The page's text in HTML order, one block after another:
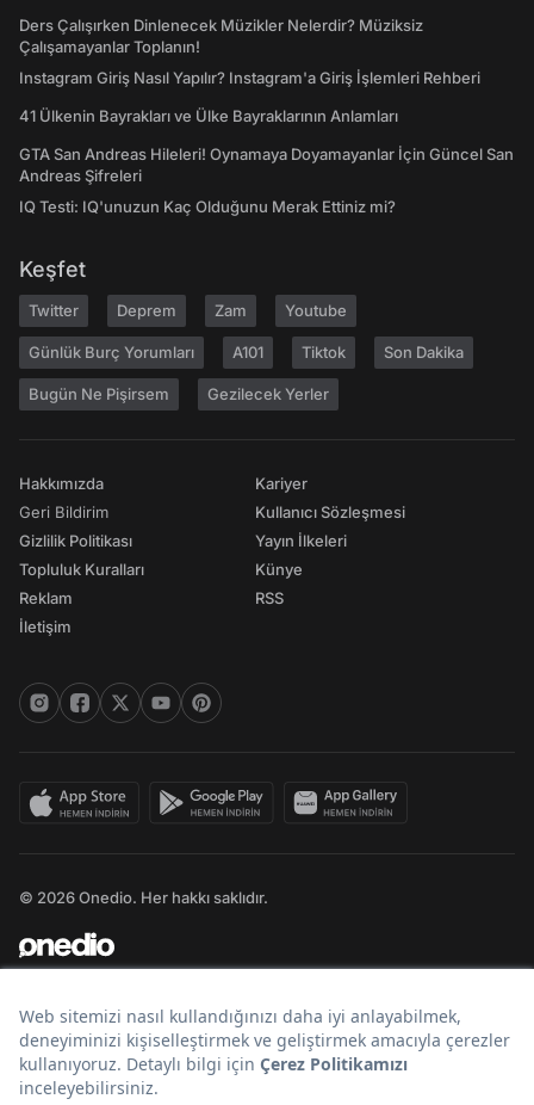
Ders Çalışırken Dinlenecek Müzikler Nelerdir? Müziksiz
Çalışamayanlar Toplanın!
Instagram Giriş Nasıl Yapılır? Instagram'a Giriş İşlemleri Rehberi
41 Ülkenin Bayrakları ve Ülke Bayraklarının Anlamları
GTA San Andreas Hileleri! Oynamaya Doyamayanlar İçin Güncel San
Andreas Şifreleri
IQ Testi: IQ'unuzun Kaç Olduğunu Merak Ettiniz mi?
Keşfet
Twitter Deprem Zam Youtube
Günlük Burç Yorumları A101 Tiktok Son Dakika
Bugün Ne Pişirsem Gezilecek Yerler
Hakkımızda
Geri Bildirim
Gizlilik Politikası
Topluluk Kuralları
Reklam
İletişim
Kariyer
Kullanıcı Sözleşmesi
Yayın İlkeleri
Künye
RSS
© 2026 Onedio. Her hakkı saklıdır.
Bir markasıdır.